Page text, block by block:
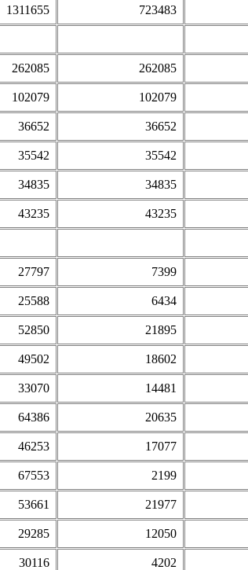
1311655 723483
262085 262085
102079 102079
36652 36652
35542 35542
34835 34835
43235 43235
27797 7399
25588 6434
52850 21895
49502 18602
33070 14481
64386 20635
46253 17077
67553 2199
53661 21977
29285 12050
30116 4202